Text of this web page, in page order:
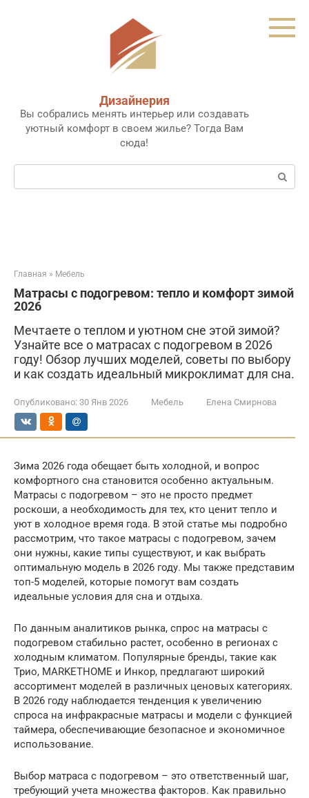
Дизайнерия
Вы собрались менять интерьер или создавать
уютный комфорт в своем жилье? Тогда Вам
сюда!
Поиск:
Главная » Мебель
Матрасы с подогревом: тепло и комфорт зимой
2026
Мечтаете о теплом и уютном сне этой зимой?
Узнайте все о матрасах с подогревом в 2026
году! Обзор лучших моделей, советы по выбору
и как создать идеальный микроклимат для сна.
Опубликовано: 30 Янв 2026 Мебель Елена Смирнова
Зима 2026 года обещает быть холодной, и вопрос
комфортного сна становится особенно актуальным.
Матрасы с подогревом – это не просто предмет
роскоши, а необходимость для тех, кто ценит тепло и
уют в холодное время года. В этой статье мы подробно
рассмотрим, что такое матрасы с подогревом, зачем
они нужны, какие типы существуют, и как выбрать
оптимальную модель в 2026 году. Мы также представим
топ-5 моделей, которые помогут вам создать
идеальные условия для сна и отдыха.
По данным аналитиков рынка, спрос на матрасы с
подогревом стабильно растет, особенно в регионах с
холодным климатом. Популярные бренды, такие как
Трио, MARKETHOME и Инкор, предлагают широкий
ассортимент моделей в различных ценовых категориях.
В 2026 году наблюдается тенденция к увеличению
спроса на инфракрасные матрасы и модели с функцией
таймера, обеспечивающие безопасное и экономичное
использование.
Выбор матраса с подогревом – это ответственный шаг,
требующий учета множества факторов. Как правильно